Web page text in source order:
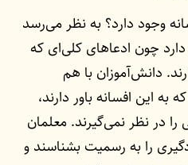
وجود دارد؟ به نظر می‌رسد
چون ادعاهای کلی‌ای که
دانش‌آموزان با هم
به این افسانه باور دارند،
را در نظر نمی‌گیرند. معلمان
را به رسمیت بشناسند و